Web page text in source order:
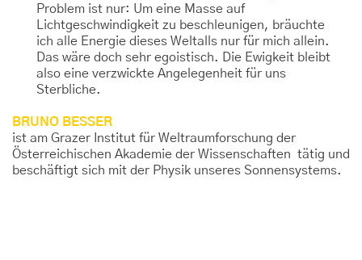
Problem ist nur: Um eine Masse auf
Lichtgeschwindigkeit zu beschleunigen, bräuchte
ich alle Energie dieses Weltalls nur für mich allein.
Das wäre doch sehr egoistisch. Die Ewigkeit bleibt
also eine verzwickte Angelegenheit für uns
Sterbliche.
BRUNO BESSER
ist am Grazer Institut für Weltraumforschung der
Österreichischen Akademie der Wissenschaften tätig und
beschäftigt sich mit der Physik unseres Sonnensystems.